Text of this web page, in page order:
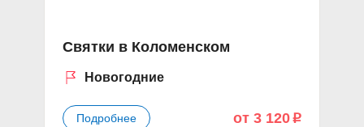
Святки в Коломенском
Новогодние
Подробнее от 3 120 p